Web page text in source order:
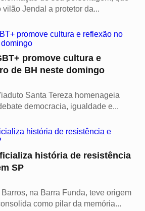
Jendal a protetor da...
promove cultura e
de BH neste domingo
Santa Tereza homenageia
democracia, igualdade e...
história de resistência
SP
na Barra Funda, teve origem
como pilar da memória...